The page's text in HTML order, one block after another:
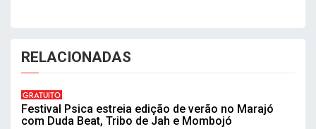
RELACIONADAS
GRATUITO
Festival Psica estreia edição de verão no Marajó
com Duda Beat, Tribo de Jah e Mombojó